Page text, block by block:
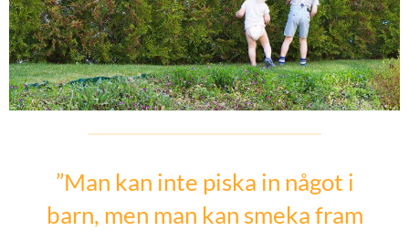
”Man kan inte piska in något i
barn, men man kan smeka fram